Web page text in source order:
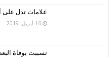
علامات تدل على
16 أبريل، 2019
تسببت بوفاة